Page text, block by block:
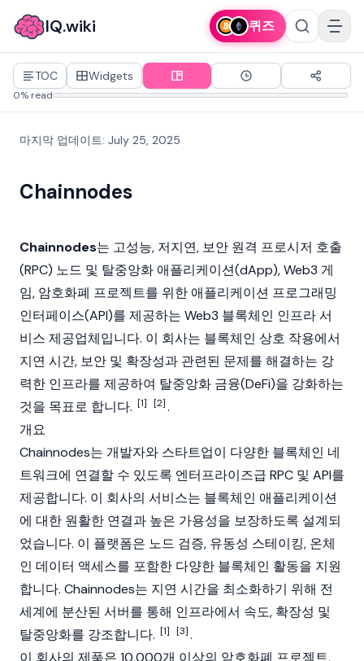
IQ.wiki 퀴즈
TOC Widgets
0% read
마지막 업데이트: July 25, 2025
Chainnodes
Chainnodes는 고성능, 저지연, 보안 원격 프로시저 호출
(RPC) 노드 및 탈중앙화 애플리케이션(dApp),Web3 게
임, 암호화폐 프로젝트를 위한 애플리케이션 프로그래밍
인터페이스(API)를 제공하는 Web3 블록체인 인프라 서
비스 제공업체입니다. 이 회사는 블록체인 상호 작용에서
지연 시간, 보안 및 확장성과 관련된 문제를 해결하는 강
력한 인프라를 제공하여 탈중앙화 금융(DeFi)을 강화하는
것을 목표로 합니다. [1] [2].
개요
Chainnodes는 개발자와 스타트업이 다양한 블록체인 네
트워크에 연결할 수 있도록 엔터프라이즈급 RPC 및 API를
제공합니다. 이 회사의 서비스는 블록체인 애플리케이션
에 대한 원활한 연결과 높은 가용성을 보장하도록 설계되
었습니다. 이 플랫폼은 노드 검증, 유동성 스테이킹, 온체
인 데이터 액세스를 포함한 다양한 블록체인 활동을 지원
합니다. Chainnodes는 지연 시간을 최소화하기 위해 전
세계에 분산된 서버를 통해 인프라에서 속도, 확장성 및
탈중앙화를 강조합니다. [1] [3].
이 회사의 제품은 10,000개 이상의 암호화폐 프로젝트,